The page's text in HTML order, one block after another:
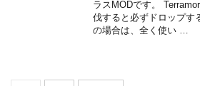
ラスMODです。
伐すると必ずドロップす
の場合は、全く使い …